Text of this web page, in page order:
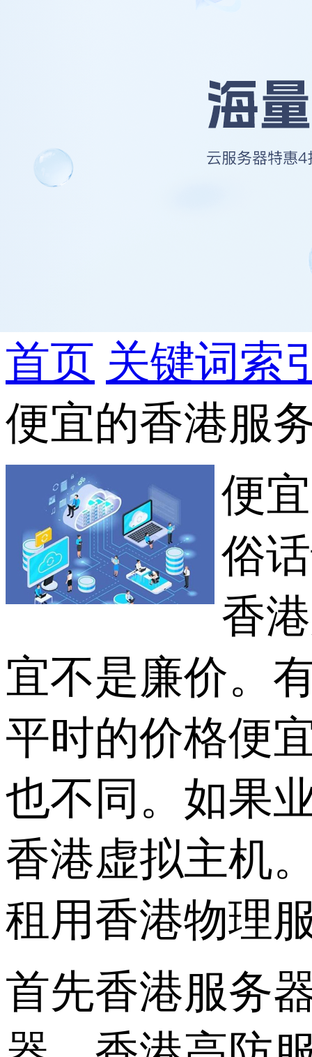
首页 关键词索
便宜的香港服
便
俗
香
宜不是廉价。
平时的价格便
也不同。如果
香港虚拟主机
租用香港物理
首先香港服务